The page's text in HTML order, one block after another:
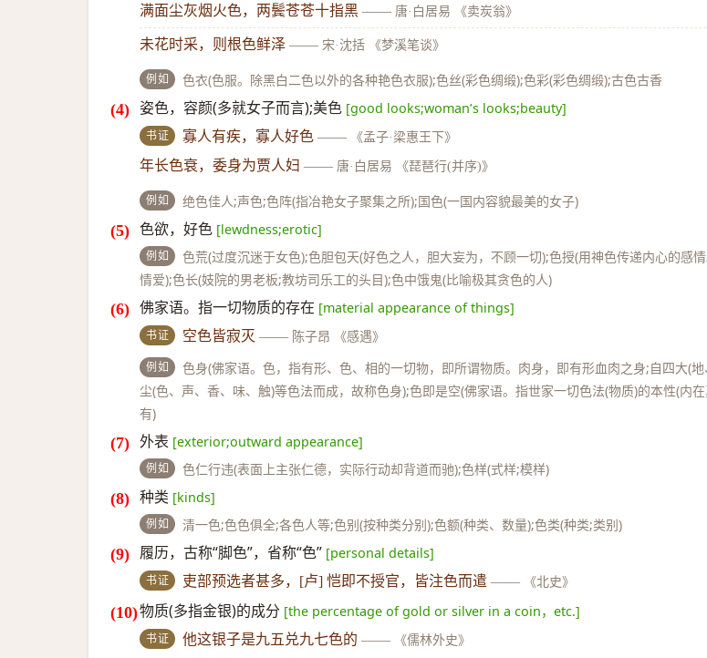
满面尘灰烟火色，两鬓苍苍十指黑 —— 唐·白居易 《卖炭翁》
未花时采，则根色鲜泽 —— 宋·沈括 《梦溪笔谈》
例如 色衣(色服。除黑白二色以外的各种艳色衣服);色丝(彩色绸缎);色彩(彩色绸缎);古色古香
姿色，容颜(多就女子而言);美色 [good looks;woman’s looks;beauty]
书证 寡人有疾，寡人好色 —— 《孟子·梁惠王下》
年长色衰，委身为贾人妇 —— 唐·白居易 《琵琶行(并序)》
例如 绝色佳人;声色;色阵(指冶艳女子聚集之所);国色(一国内容貌最美的女子)
色欲，好色 [lewdness;erotic]
例如
色荒(过度沉迷于女色);色胆包天(好色之人，胆大妄为，不顾一切);色授(用神色传递内心的感
情爱);色长(妓院的男老板;教坊司乐工的头目);色中饿鬼(比喻极其贪色的人)
佛家语。指一切物质的存在 [material appearance of things]
书证 空色皆寂灭 —— 陈子昂 《感遇》
例如
色身(佛家语。色，指有形、色、相的一切物，即所谓物质。肉身，即有形血肉之身;自四大(
尘(色、声、香、味、触)等色法而成，故称色身);色即是空(佛家语。指世家一切色法(物质)的本性(内
有)
外表 [exterior;outward appearance]
例如 色仁行违(表面上主张仁德，实际行动却背道而驰);色样(式样;模样)
种类 [kinds]
例如 清一色;色色俱全;各色人等;色别(按种类分别);色额(种类、数量);色类(种类;类别)
履历，古称“脚色”，省称“色” [personal details]
书证 吏部预选者甚多，[卢] 恺即不授官，皆注色而遣 —— 《北史》
物质(多指金银)的成分 [the percentage of gold or silver in a coin，etc.]
书证 他这银子是九五兑九七色的 —— 《儒林外史》